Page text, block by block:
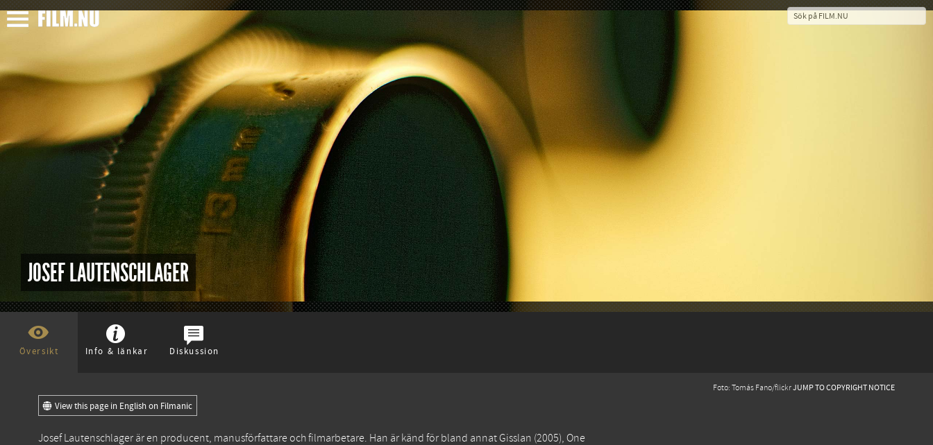
JOSEF LAUTENSCHLAGER
Översikt Info & länkar Diskussion
Foto: Tomás Fano/flickrJUMP TO COPYRIGHT NOTICE
View this page in English on Filmanic
Josef Lautenschlager är en producent, manusförfattare och filmarbetare. Han är känd för bland annatGisslan (2005), One